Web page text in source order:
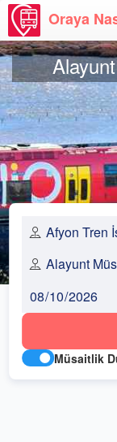
Oraya
Müsaitlik